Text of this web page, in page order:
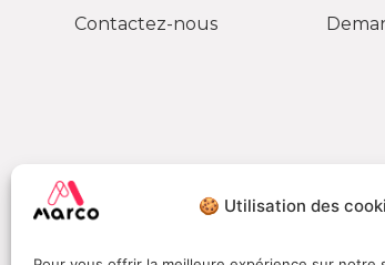
🍪 Utilisation des
Contactez-nous